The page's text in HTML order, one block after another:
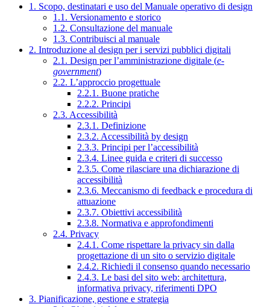
1. Scopo, destinatari e uso del Manuale operativo di design
1.1. Versionamento e storico
1.2. Consultazione del manuale
1.3. Contribuisci al manuale
2. Introduzione al design per i servizi pubblici digitali
2.1. Design per l’amministrazione digitale (e-
government)
2.2. L’approccio progettuale
2.2.1. Buone pratiche
2.2.2. Principi
2.3. Accessibilità
2.3.1. Definizione
2.3.2. Accessibilità by design
2.3.3. Principi per l’accessibilità
2.3.4. Linee guida e criteri di successo
2.3.5. Come rilasciare una dichiarazione di
accessibilità
2.3.6. Meccanismo di feedback e procedura di
attuazione
2.3.7. Obiettivi accessibilità
2.3.8. Normativa e approfondimenti
2.4. Privacy
2.4.1. Come rispettare la privacy sin dalla
progettazione di un sito o servizio digitale
2.4.2. Richiedi il consenso quando necessario
2.4.3. Le basi del sito web: architettura,
informativa privacy, riferimenti DPO
3. Pianificazione, gestione e strategia